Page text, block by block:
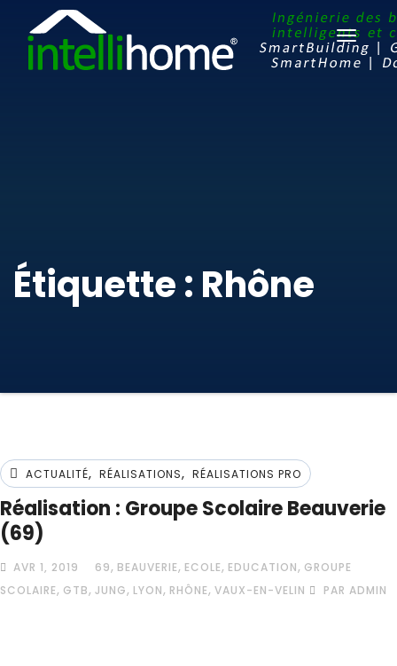
Ouvrir
le
Étiquette : Rhône
ACTUALITÉ, RÉALISATIONS, RÉALISATIONS PRO
Réalisation : Groupe Scolaire Beauverie
(69)
AVR 1, 2019 69, BEAUVERIE, ECOLE, EDUCATION, GROUPE
SCOLAIRE, GTB, JUNG, LYON, RHÔNE, VAUX-EN-VELIN PAR ADMIN